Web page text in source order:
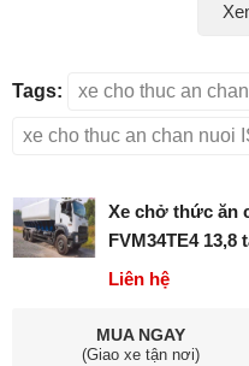
Tags: xe cho thuc an
xe cho thuc an chan nuoi
Xe chở thức ăn
FVM34TE4 13,8
Liên hệ
MUA NGAY
(Giao xe tận nơi)